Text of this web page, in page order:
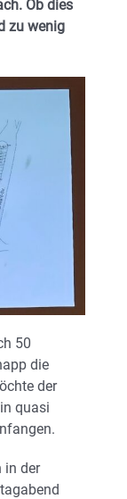
Ob dies
zu wenig
50
die
der
quasi
in der